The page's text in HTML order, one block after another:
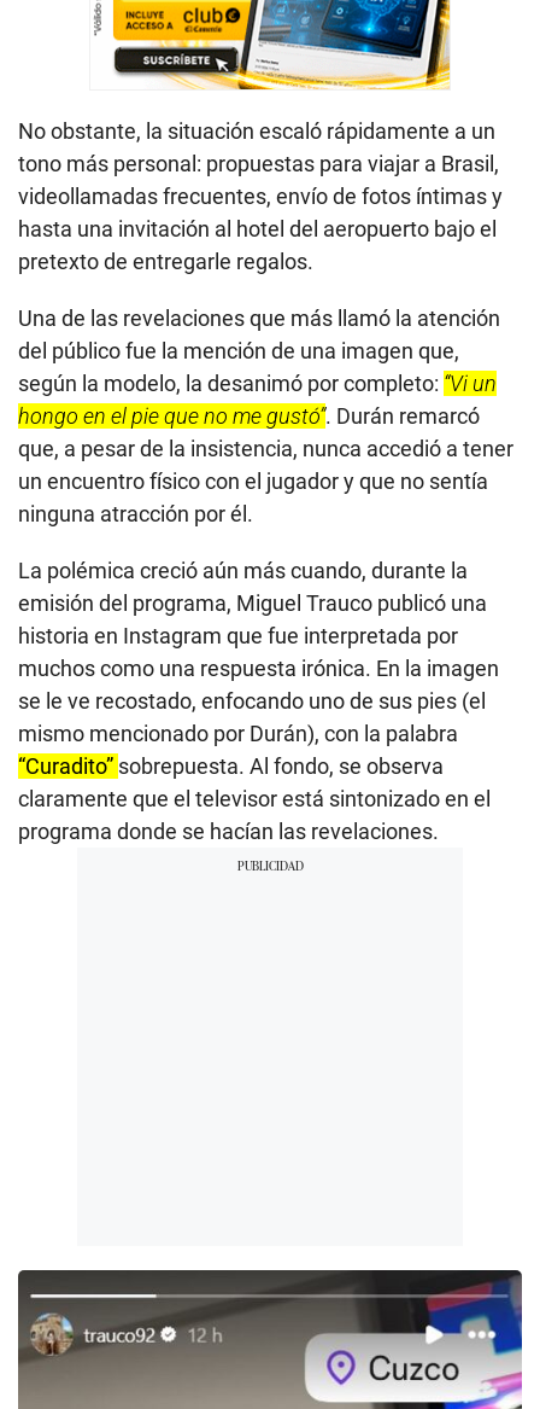
No obstante, la situación escaló rápidamente a un
tono más personal: propuestas para viajar a Brasil,
videollamadas frecuentes, envío de fotos íntimas y
hasta una invitación al hotel del aeropuerto bajo el
pretexto de entregarle regalos.
Una de las revelaciones que más llamó la atención
del público fue la mención de una imagen que,
según la modelo, la desanimó por completo: “Vi un
hongo en el pie que no me gustó”. Durán remarcó
que, a pesar de la insistencia, nunca accedió a tener
un encuentro físico con el jugador y que no sentía
ninguna atracción por él.
La polémica creció aún más cuando, durante la
emisión del programa, Miguel Trauco publicó una
historia en Instagram que fue interpretada por
muchos como una respuesta irónica. En la imagen
se le ve recostado, enfocando uno de sus pies (el
mismo mencionado por Durán), con la palabra
“Curadito” sobrepuesta. Al fondo, se observa
claramente que el televisor está sintonizado en el
programa donde se hacían las revelaciones.